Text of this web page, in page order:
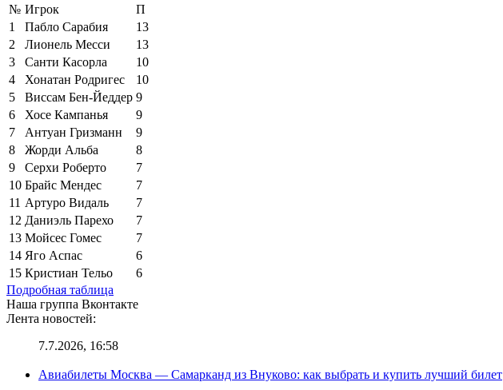
№ Игрок
П
1
Пабло Сарабия
13
2
Лионель Месси
13
3
Санти Касорла
10
4
Хонатан Родригес
10
5
Виссам Бен-Йеддер 9
6
Хосе Кампанья
9
7
Антуан Гризманн
9
8
Жорди Альба
8
9
Серхи Роберто
7
10 Брайс Мендес
7
11 Артуро Видаль
7
12 Даниэль Парехо
7
13 Мойсес Гомес
7
14 Яго Аспас
6
15 Кристиан Тельо
6
Подробная таблица
Наша группа Вконтакте
Лента новостей:
7.7.2026, 16:58
Авиабилеты Москва — Самарканд из Внуково: как выбрать и купить лучший билет